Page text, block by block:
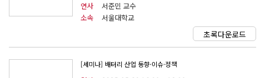
연사
서준민 교수
소속
서울대학교
초록다운로드
[세미나] 배터리 산업 동향·이슈·정책